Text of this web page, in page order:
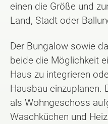
einen die Größe und
Land, Stadt oder
Der Bungalow sowie
beide die Möglichkeit
Haus zu integrieren
Hausbau einzuplanen.
als Wohngeschoss
Waschküchen und